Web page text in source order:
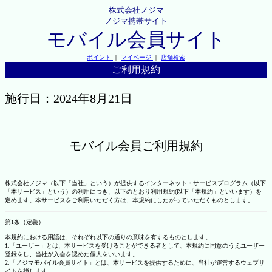
株式会社ノジマ
ノジマ携帯サイト
モバイル会員サイト
ポイント ｜ マイページ ｜ 店舗検索
ご利用規約
施行日：2024年8月21日
モバイル会員ご利用規約
株式会社ノジマ（以下「当社」という）が提供するインターネット・サービスプログラム（以下
「本サービス」という）の利用につき、以下のとおり利用規約(以下「本規約」といいます）を
定めます。本サービスをご利用いただく方は、本規約にしたがっていただくものとします。
第1条（定義）
本規約における用語は、それぞれ以下の通りの意味を有するものとします。
1.「ユーザー」とは、本サービスを受けることができる者として、本規約に同意のうえユーザー
登録をし、当社が入会を認めた個人をいいます。
2.「ノジマモバイル会員サイト」とは、本サービスを提供するために、当社が運営するウェブサ